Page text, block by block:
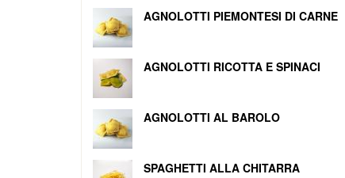
AGNOLOTTI PIEMONTESI DI CARNE
AGNOLOTTI RICOTTA E SPINACI
AGNOLOTTI AL BAROLO
SPAGHETTI ALLA CHITARRA